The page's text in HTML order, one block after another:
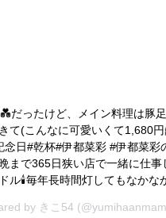
だったけど、メイン料理は豚
て(こんなに可愛いくて1,680
念日#乾杯#伊都菜彩 #伊都菜
まで365日狭い店で一緒に仕
ル🕯毎年長時間灯してもなか
by きこ54